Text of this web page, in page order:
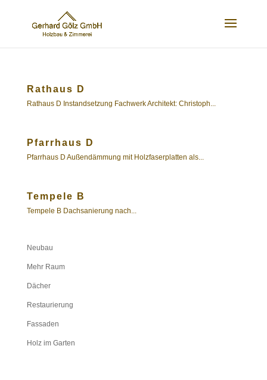
Rathaus D
Rathaus D Instandsetzung Fachwerk Architekt: Christoph...
Pfarrhaus D
Pfarrhaus D Außendämmung mit Holzfaserplatten als...
Tempele B
Tempele B Dachsanierung nach...
Neubau
Mehr Raum
Dächer
Restaurierung
Fassaden
Holz im Garten